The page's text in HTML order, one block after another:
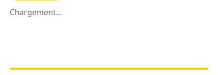
Chargement...